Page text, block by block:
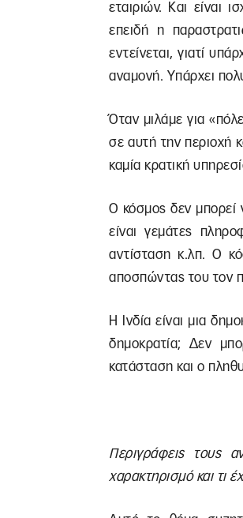
εταιριών. Και είναι
επειδή η
εντείνεται, γιατί
αναμονή. Υπάρχει
Όταν μιλάμε για
σε αυτή την περιοχή
καμία κρατική
Ο κόσμος δεν μπορεί
είναι γεμάτες
αντίσταση κ.λπ. Ο
αποσπώντας του τον
Η Ινδία είναι μια
δημοκρατία; Δεν
κατάσταση και ο
Περιγράφεις τους
χαρακτηρισμό και τι